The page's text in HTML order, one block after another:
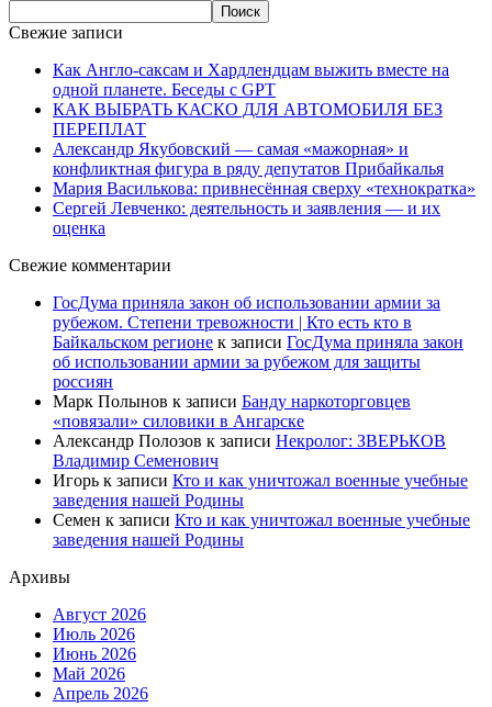
Свежие записи
Как Англо-саксам и Хардлендцам выжить вместе на
одной планете. Беседы с GPT
КАК ВЫБРАТЬ КАСКО ДЛЯ АВТОМОБИЛЯ БЕЗ
ПЕРЕПЛАТ
Александр Якубовский — самая «мажорная» и
конфликтная фигура в ряду депутатов Прибайкалья
Мария Василькова: привнесённая сверху «технократка»
Сергей Левченко: деятельность и заявления — и их
оценка
Свежие комментарии
ГосДума приняла закон об использовании армии за
рубежом. Степени тревожности | Кто есть кто в
Байкальском регионе к записи ГосДума приняла закон
об использовании армии за рубежом для защиты
россиян
Марк Полынов к записи Банду наркоторговцев
«повязали» силовики в Ангарске
Александр Полозов к записи Некролог: ЗВЕРЬКОВ
Владимир Семенович
Игорь к записи Кто и как уничтожал военные учебные
заведения нашей Родины
Семен к записи Кто и как уничтожал военные учебные
заведения нашей Родины
Архивы
Август 2026
Июль 2026
Июнь 2026
Май 2026
Апрель 2026